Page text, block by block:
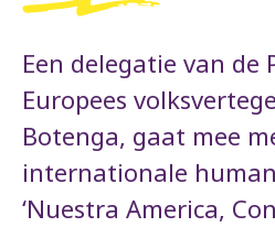
Een delegatie van de
Europees
Botenga, gaat mee
internationale
‘Nuestra America,